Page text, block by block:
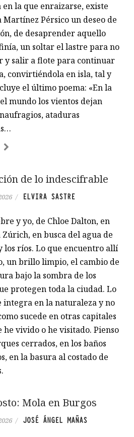
en la que enraizarse, existe
Martínez Pérsico un deseo de
de desaprender aquello
un soltar el lastre para no
y salir a flote para continuar
convirtiéndola en isla, tal y
el último poema: «En la
mundo los vientos dejan
ataduras
de lo indescifrable
/ ELVIRA SASTRE
y yo, de Chloe Dalton, en
en busca del agua de
los ríos. Lo que encuentro allí
un brillo limpio, el cambio de
bajo la sombra de los
protegen toda la ciudad. Lo
integra en la naturaleza y no
sucede en otras capitales
he vivido o he visitado. Pienso
cerrados, en los baños
en la basura al costado de
Mola en Burgos
/ JOSÉ ÁNGEL MAÑAS